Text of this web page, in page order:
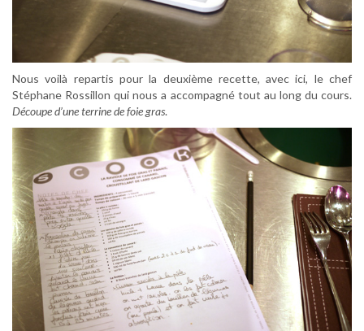
Nous voilà repartis pour la deuxième recette, avec ici, le chef
Stéphane Rossillon qui nous a accompagné tout au long du cours.
Découpe d’une terrine de foie gras.